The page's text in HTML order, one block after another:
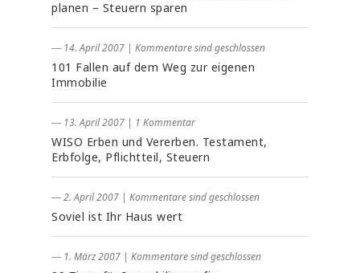
planen – Steuern sparen
― 14. April 2007 | Kommentare sind geschlossen
101 Fallen auf dem Weg zur eigenen
Immobilie
― 13. April 2007 | 1 Kommentar
WISO Erben und Vererben. Testament,
Erbfolge, Pflichtteil, Steuern
― 2. April 2007 | Kommentare sind geschlossen
Soviel ist Ihr Haus wert
― 1. März 2007 | Kommentare sind geschlossen